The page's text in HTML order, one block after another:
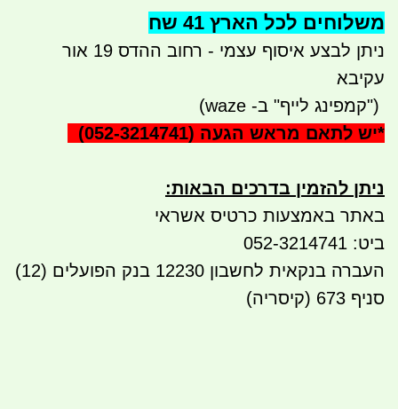
משלוחים לכל הארץ 41 שח
ניתן לבצע איסוף עצמי - רחוב ההדס 19 אור
עקיבא
")קמפינג לייף" ב- waze)
*יש לתאם מראש הגעה (052-3214741)
ניתן להזמין בדרכים הבאות:
באתר באמצעות כרטיס אשראי
ביט: 052-3214741
העברה בנקאית לחשבון 12230 בנק הפועלים (12)
סניף 673 (קיסריה)